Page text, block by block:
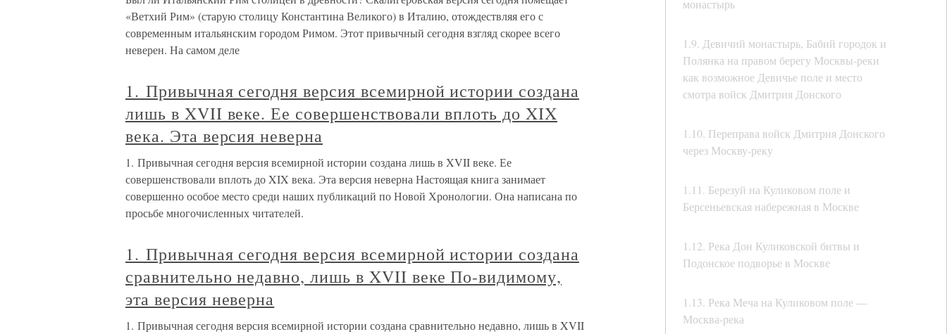
монастырь
1.9. Девичий монастырь, Бабий городок и
Полянка на правом берегу Москвы-реки
как возможное Девичье поле и место
смотра войск Дмитрия Донского
1.10. Переправа войск Дмитрия Донского
через Москву-реку
1.11. Березуй на Куликовом поле и
Берсеньевская набережная в Москве
1.12. Река Дон Куликовской битвы и
Подонское подворье в Москве
1.13. Река Меча на Куликовом поле —
Москва-река
«Ветхий Рим» (старую столицу Константина Великого) в Италию, отождествляя его с
современным итальянским городом Римом. Этот привычный сегодня взгляд скорее всего
неверен. На самом деле
1. Привычная сегодня версия всемирной истории создана
лишь в XVII веке. Ее совершенствовали вплоть до XIX
века. Эта версия неверна
1. Привычная сегодня версия всемирной истории создана лишь в XVII веке. Ее
совершенствовали вплоть до XIX века. Эта версия неверна Настоящая книга занимает
совершенно особое место среди наших публикаций по Новой Хронологии. Она написана по
просьбе многочисленных читателей.
1. Привычная сегодня версия всемирной истории создана
сравнительно недавно, лишь в XVII веке По-видимому,
эта версия неверна
1. Привычная сегодня версия всемирной истории создана сравнительно недавно, лишь в XVII